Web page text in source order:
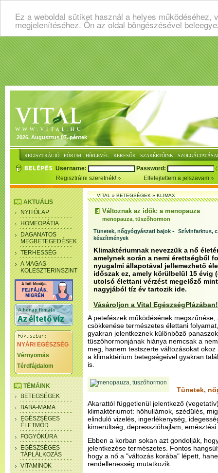
Ez a weboldal sütiket használ a helyes
megjelenítéséhez. Ön az oldal böngészésével
2026. Augusztus 07. péntek
REGISZTRÁCIÓ : FÓRUM : HÍRLEVÉL : KERESŐK : SZAKÉRTŐINK :
Username:
Password:
Regisztrálni szeretnék!
Elfelejtettem a jelszavam
AKTUÁLIS
NYITÓLAP
HOMEOPÁTIA
DAGANATOS
MEGBETEGEDÉSEK
TERHESSÉG
A MAGAS
KOLESZTERINSZINT
NYÁRI EGÉSZSÉG
Vérnyomás
Térdfájdalom
TÉMÁINK
BETEGSÉGEK
BABA-MAMA
EGÉSZSÉGES
ÉLETMÓD
FOGYÓKÚRA
EGÉSZSÉGES
TÁPLÁLKOZÁS
VITAMINOK
VITAL»BETEGSÉGEK»KLIMAX
Változnak az idők: a menopauza
menopauza, tüszőhormon
Tünetek, nőgyógyászati bajok - Szívinfarktus,
készítmények
Klimaktériumnak nevezzük a nő
amelynek során a nemi érettségből
nyugalmi állapotával jellemezhető
időszak ez, amely körülbelül 15 évig
utolsó élettani vérzést megelőző
nagyjából tíz év tartozik ide.
Vásároljon a Vital EgészségPlázában!
A petefészek működésének
csökkenése természetes élettani
gyakran jelentkeznek különböző
tüszőhormonjának hiánya nemcsak a
meg, hanem testszerte változásokat
a klimaktérium betegségeivel gyakran
is.
Tünetek,
Akarattól függetlenül jelentkező
klimaktériumot: hőhullámok, szédülés,
elinduló vizelés, ingerlékenység,
kimerültség, depresszióhajlam, emésztési
Ebben a korban sokan azt gondolják,
jelentkezése természetes. Fontos
hogy a nő a "változás korába" lépett,
rendellenesség mutatkozik.